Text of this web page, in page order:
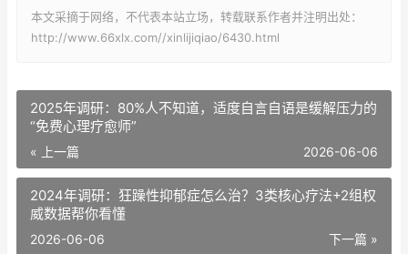
本文采摘于网络，不代表本站立场，转载联系作者并注明出处：
http://www.66xlx.com//xinlijiqiao/6430.html
2025年调研：80%人不知道，适度自言自语是缓解压力的
“免费心理疗愈师”
« 上一篇 2026-06-06
2024年调研：狂躁性抑郁症怎么治？3类核心疗法+2组权
威数据帮你看懂
下一篇 »
2026-06-06